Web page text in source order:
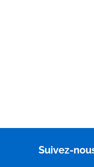
Suivez-